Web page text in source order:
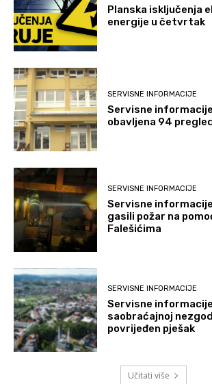
Planska isključenja
energije u četvrtak
SERVISNE INFORMACIJE
Servisne
obavljena 94
SERVISNE INFORMACIJE
Servisne
gasili požar na
Falešićima
SERVISNE INFORMACIJE
Servisne
saobraćajnoj
povrijeđen pješak
Učitati više